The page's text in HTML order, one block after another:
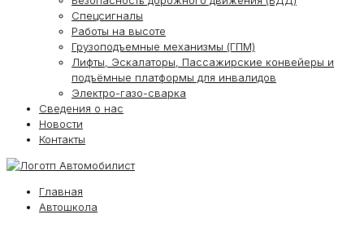
Спецсигналы
Работы на высоте
Грузоподъемные механизмы (ГПМ)
Лифты, Эскалаторы, Пассажирские конвейеры и
подъёмные платформы для инвалидов
Электро-газо-сварка
Сведения о нас
Новости
Контакты
Главная
Автошкола